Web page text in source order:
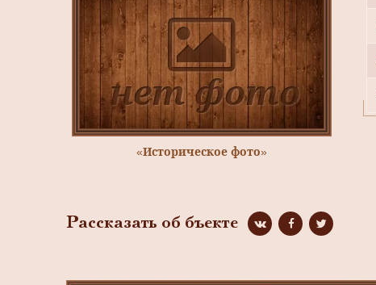
«Историческое фото»
Рассказать об бъекте